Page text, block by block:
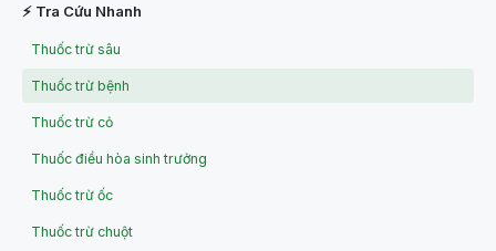
⚡ Tra Cứu Nhanh
Thuốc trừ sâu
Thuốc trừ bệnh
Thuốc trừ cỏ
Thuốc điều hòa sinh trưởng
Thuốc trừ ốc
Thuốc trừ chuột